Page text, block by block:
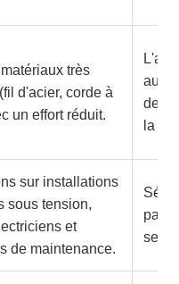
très
d'acier, corde à
un effort réduit.
de
la
sur installations
sous tension,
et
de maintenance.
par